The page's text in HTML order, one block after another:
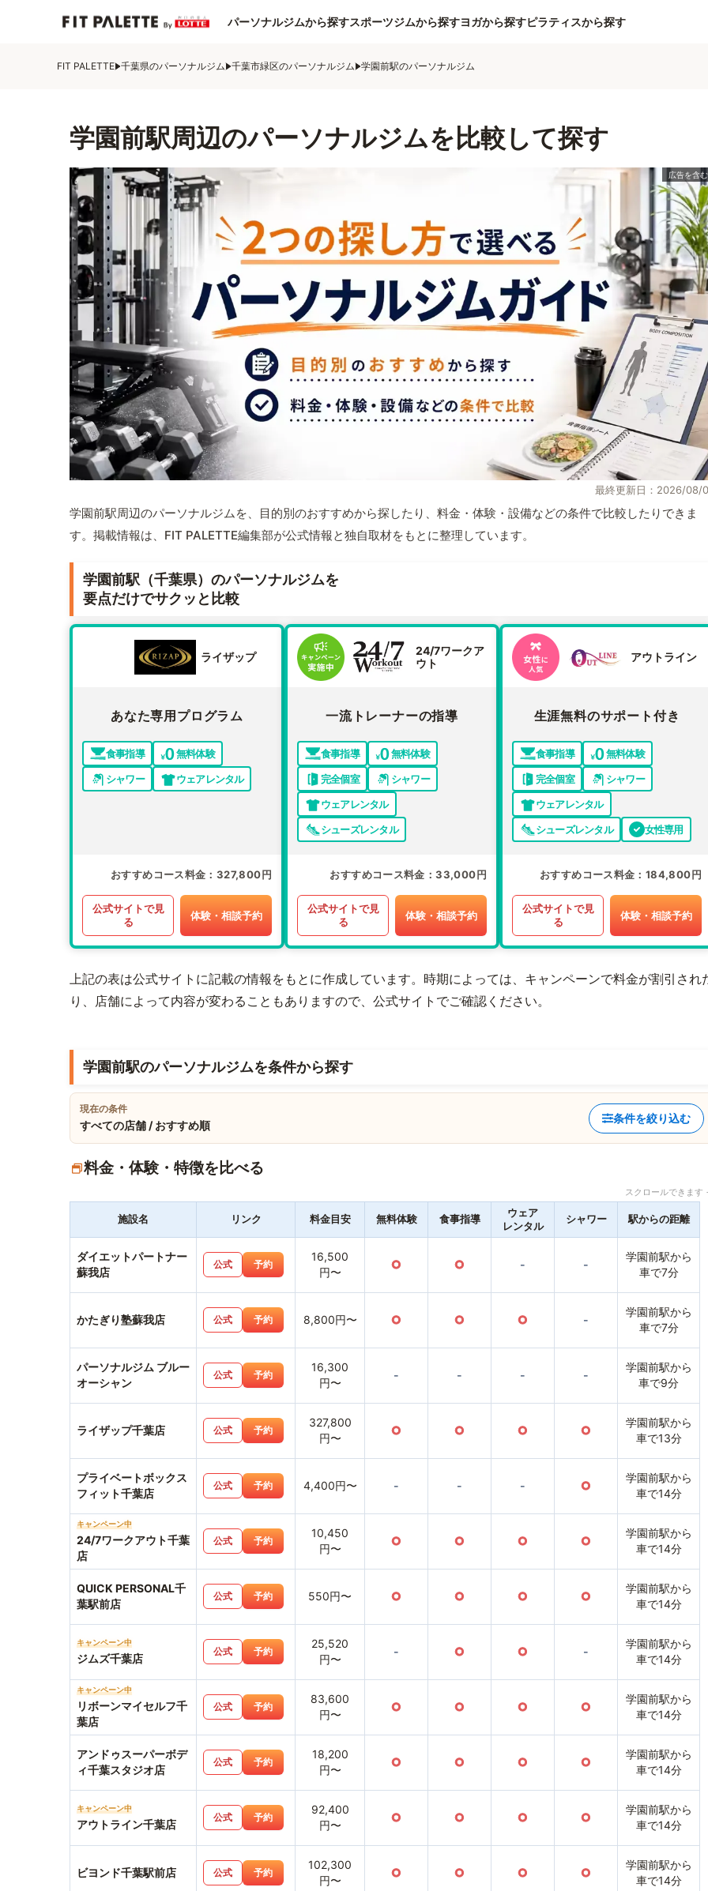
パーソナルジムから探すスポーツジムから探すヨガから探すピラティスから探す
FIT PALETTE 千葉県のパーソナルジム 千葉市緑区のパーソナルジム 学園前駅のパーソナルジム
学園前駅周辺のパーソナルジムを比較して探す
最終更新日：2026/08/
学園前駅周辺のパーソナルジムを、目的別のおすすめから探したり、料金・体験・設備などの条件で比較したりできま
す。掲載情報は、FIT PALETTE編集部が公式情報と独自取材をもとに整理しています。
学園前駅（千葉県）のパーソナルジムを
要点だけでサクッと比較
ライザップ
あなた専用プログラム
食事指導
無料体験
シャワー
ウェアレンタル
おすすめコース料金 327,800円
公式サイトで見
る
体験・相談予約
24/7ワークア
ウト
一流トレーナーの指導
食事指導
無料体験
完全個室
シャワー
ウェアレンタル
シューズレンタル
おすすめコース料金 33,000円
公式サイトで見
る
体験・相談予約
アウトライン
生涯無料のサポート付き
食事指導
無料体験
完全個室
シャワー
ウェアレンタル
シューズレンタル
女性専用
おすすめコース料金 184,800円
公式サイトで見
る
体験・相談予約
上記の表は公式サイトに記載の情報をもとに作成しています。時期によっては、キャンペーンで料金が割引され
り、店舗によって内容が変わることもありますので、公式サイトでご確認ください。
学園前駅のパーソナルジムを条件から探す
現在の条件
すべての店舗 / おすすめ順
条件を絞り込む
料金・体験・特徴を比べる
スクロールできま
施設名 リンク 料金目安 無料体験 食事指導
ウェア
レンタル
シャワー 駅からの距離
ダイエットパートナー
蘇我店
公式 予約
16,500
円〜
○ ○ - -
学園前駅から
車で7分
かたぎり塾蘇我店 公式 予約 8,800円〜 ○ ○ ○ -
学園前駅から
車で7分
パーソナルジム ブルー
オーシャン
公式 予約
16,300
円〜
- - - -
学園前駅から
車で9分
ライザップ千葉店 公式 予約
327,800
円〜
○ ○ ○ ○
学園前駅から
車で13分
プライベートボックス
フィット千葉店
公式 予約 4,400円〜 - - - ○
学園前駅から
車で14分
キャンペーン中
24/7ワークアウト千葉
店
公式 予約
10,450
円〜
○ ○ ○ ○
学園前駅から
車で14分
QUICK PERSONAL千
葉駅前店
公式 予約 550円〜 ○ ○ ○ ○
学園前駅から
車で14分
キャンペーン中
ジムズ千葉店
公式 予約
25,520
円〜
- ○ ○ -
学園前駅から
車で14分
キャンペーン中
リボーンマイセルフ千
葉店
公式 予約
83,600
円〜
○ ○ ○ ○
学園前駅から
車で14分
アンドゥスーパーボデ
ィ千葉スタジオ店
公式 予約
18,200
円〜
○ ○ ○ ○
学園前駅から
車で14分
キャンペーン中
アウトライン千葉店
公式 予約
92,400
円〜
○ ○ ○ ○
学園前駅から
車で14分
ビヨンド千葉駅前店 公式 予約
102,300
円〜
○ ○ ○ ○
学園前駅から
車で14分